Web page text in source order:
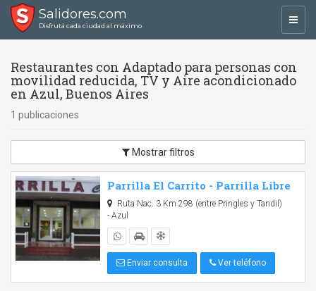
Salidores.com
Disfrutá cada ciudad al máximo
Restaurantes con Adaptado para personas con
movilidad reducida, TV y Aire acondicionado
en Azul, Buenos Aires
1 publicaciones
Mostrar filtros
Parrilla El Carrito - Parrilla Libre
Ruta Nac. 3 Km 298 (entre Pringles y Tandil)
- Azul
Enviar consulta Ver teléfono